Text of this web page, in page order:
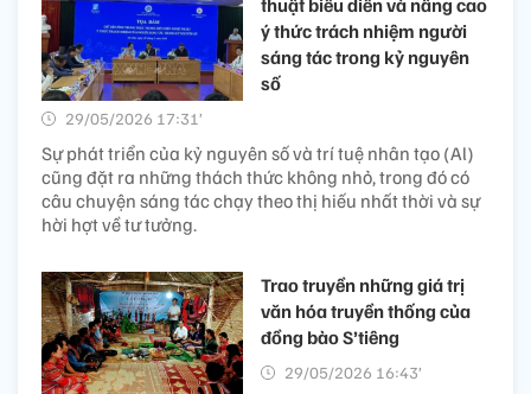
thuật biểu diễn và nâng cao
ý thức trách nhiệm người
sáng tác trong kỷ nguyên
số
29/05/2026 17:31’
Sự phát triển của kỷ nguyên số và trí tuệ nhân tạo (Al)
cũng đặt ra những thách thức không nhỏ, trong đó có
câu chuyện sáng tác chạy theo thị hiếu nhất thời và sự
hời hợt về tư tưởng.
Trao truyền những giá trị
văn hóa truyền thống của
đồng bào S’tiêng
29/05/2026 16:43’